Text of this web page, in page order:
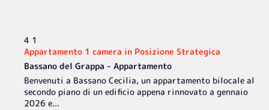
4 1
Appartamento 1 camera in Posizione Strategica
Bassano del Grappa - Appartamento
Benvenuti a Bassano Cecilia, un appartamento bilocale al
secondo piano di un edificio appena rinnovato a gennaio
2026 e...